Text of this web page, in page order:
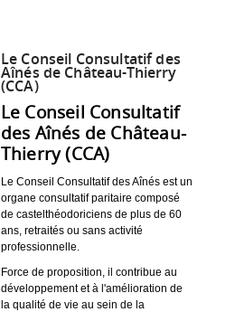
Le Conseil Consultatif des
Aînés de Château-Thierry
(CCA)
Le Conseil Consultatif
des Aînés de Château-
Thierry (CCA)
Le Conseil Consultatif des Aînés est un
organe consultatif paritaire composé
de castelthéodoriciens de plus de 60
ans, retraités ou sans activité
professionnelle.
Force de proposition, il contribue au
développement et à l'amélioration de
la qualité de vie au sein de la